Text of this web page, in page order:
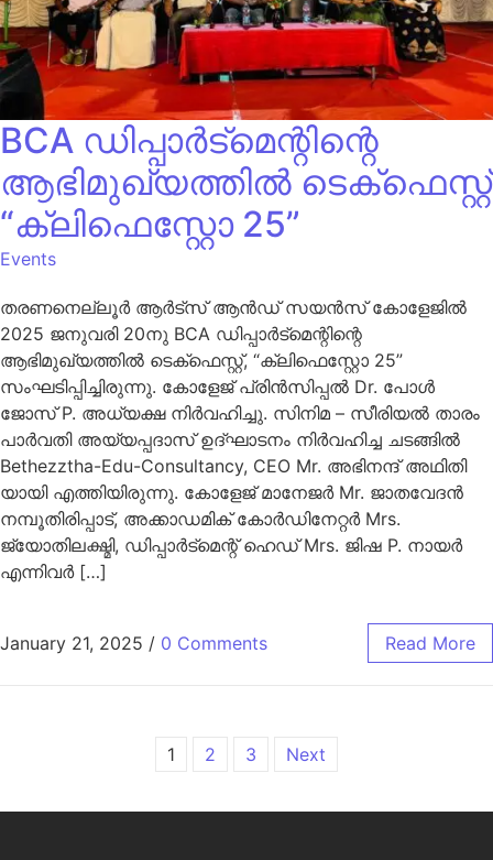
BCA ഡിപ്പാർട്മെന്റിന്റെ
ആഭിമുഖ്യത്തിൽ ടെക്‌ഫെസ്റ്റ്
“ക്ലിഫെസ്റ്റോ 25”
Events
തരണനെല്ലൂർ ആർട്സ് ആൻഡ് സയൻസ് കോളേജിൽ
2025 ജനുവരി 20നു BCA ഡിപ്പാർട്മെന്റിന്റെ
ആഭിമുഖ്യത്തിൽ ടെക്‌ഫെസ്റ്റ്, “ക്ലിഫെസ്റ്റോ 25”
സംഘടിപ്പിച്ചിരുന്നു. കോളേജ് പ്രിൻസിപ്പൽ Dr. പോൾ
ജോസ് P. അധ്യക്ഷ നിർവഹിച്ചു. സിനിമ – സീരിയൽ താരം
പാർവതി അയ്യപ്പദാസ് ഉദ്ഘാടനം നിർവഹിച്ച ചടങ്ങിൽ
Bethezztha-Edu-Consultancy, CEO Mr. അഭിനന്ദ് അഥിതി
യായി എത്തിയിരുന്നു. കോളേജ് മാനേജർ Mr. ജാതവേദൻ
നമ്പൂതിരിപ്പാട്, അക്കാഡമിക് കോർഡിനേറ്റർ Mrs.
ജ്യോതിലക്ഷ്മി, ഡിപ്പാർട്മെന്റ് ഹെഡ് Mrs. ജിഷ P. നായർ
എന്നിവർ […]
January 21, 2025 / 0 Comments Read More
1 2 3 Next